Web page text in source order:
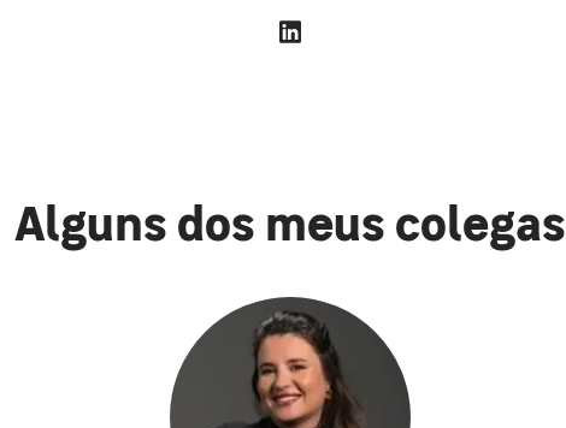
Alguns dos meus colegas